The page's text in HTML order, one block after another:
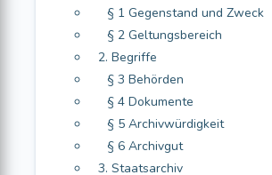
§ 1 Gegenstand und Zweck
§ 2 Geltungsbereich
2. Begriffe
§ 3 Behörden
§ 4 Dokumente
§ 5 Archivwürdigkeit
§ 6 Archivgut
3. Staatsarchiv